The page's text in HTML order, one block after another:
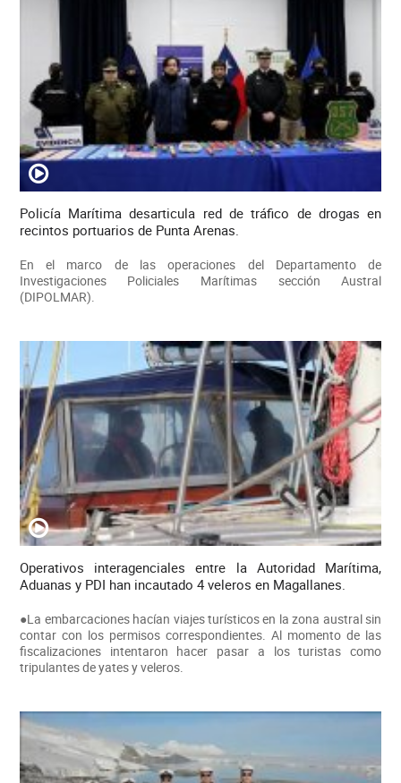
Policía Marítima desarticula red de tráfico de drogas en
recintos portuarios de Punta Arenas.
En el marco de las operaciones del Departamento de
Investigaciones Policiales Marítimas sección Austral
(DIPOLMAR).
Operativos interagenciales entre la Autoridad Marítima,
Aduanas y PDI han incautado 4 veleros en Magallanes.
●La embarcaciones hacían viajes turísticos en la zona austral sin
contar con los permisos correspondientes. Al momento de las
fiscalizaciones intentaron hacer pasar a los turistas como
tripulantes de yates y veleros.